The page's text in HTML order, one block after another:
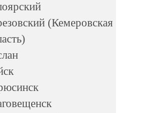
(Кемеровская